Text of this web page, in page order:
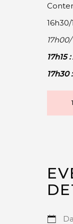
17h15
17h30